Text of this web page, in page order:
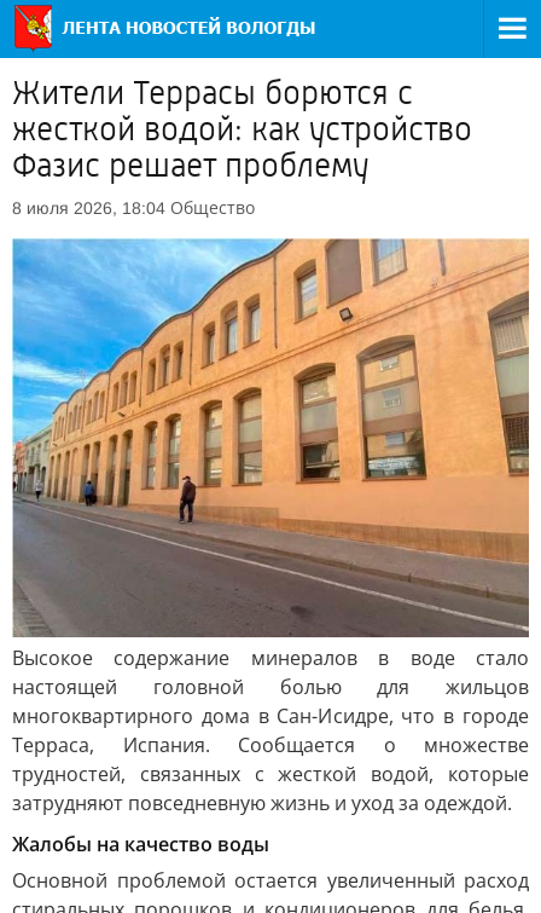
Жители Террасы борются с
жесткой водой: как устройство
Фазис решает проблему
8 июля 2026, 18:04 Общество
Высокое содержание минералов в воде стало
настоящей головной болью для жильцов
многоквартирного дома в Сан-Исидре, что в городе
Терраса, Испания. Сообщается о множестве
трудностей, связанных с жесткой водой, которые
затрудняют повседневную жизнь и уход за одеждой.
Жалобы на качество воды
Основной проблемой остается увеличенный расход